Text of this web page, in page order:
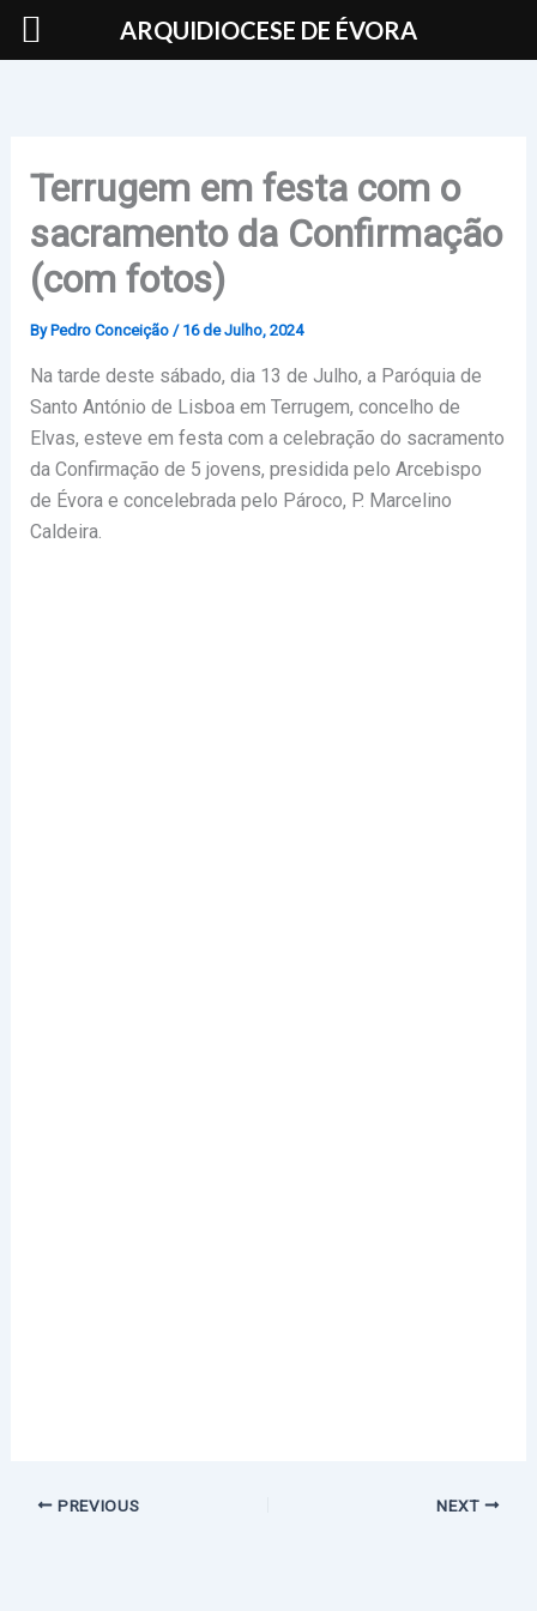
Skip
Terrugem em festa com o
sacramento da Confirmação
(com fotos)
By Pedro Conceição / 16 de Julho, 2024
Na tarde deste sábado, dia 13 de Julho, a Paróquia de
Santo António de Lisboa em Terrugem, concelho de
Elvas, esteve em festa com a celebração do sacramento
da Confirmação de 5 jovens, presidida pelo Arcebispo
de Évora e concelebrada pelo Pároco, P. Marcelino
Caldeira.
PREVIOUS NEXT
ARQUIDIOCESE DE ÉVORA